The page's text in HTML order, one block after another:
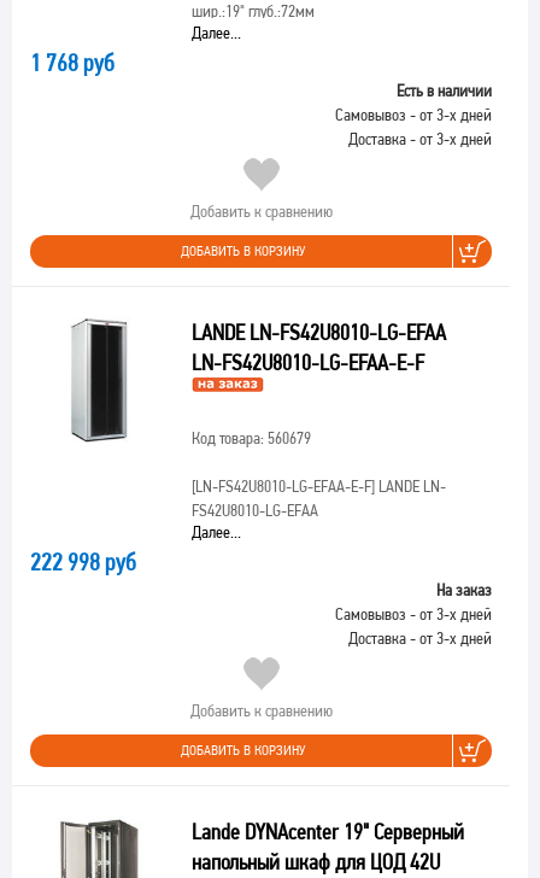
шир.:19" глуб.:72мм
Далее...
1 768 руб
Есть в наличии
Самовывоз - от 3-х дней
Доставка - от 3-х дней
Добавить к сравнению
ДОБАВИТЬ В КОРЗИНУ
LANDE LN-FS42U8010-LG-EFAA
LN-FS42U8010-LG-EFAA-E-F
Код товара: 560679
[LN-FS42U8010-LG-EFAA-E-F]LANDE LN-
FS42U8010-LG-EFAA
Далее...
222 998 руб
На заказ
Самовывоз - от 3-х дней
Доставка - от 3-х дней
Добавить к сравнению
ДОБАВИТЬ В КОРЗИНУ
Lande DYNAcenter 19" Серверный
напольный шкаф для ЦОД 42U